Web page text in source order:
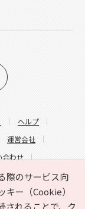
際のサービス向
キー（Cookie）
されることで、ク
ヘルプ
運営会社
合わせ
せ